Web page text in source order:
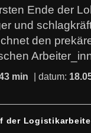
Ende der
und
den
min | datum:
der